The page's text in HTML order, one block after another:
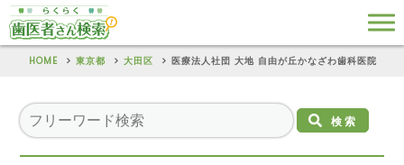
HOME 東京都 大田区 医療法人社団 大地 自由が丘かなざわ歯科医院
検索